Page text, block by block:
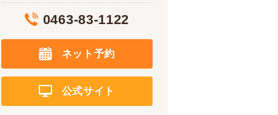
0463-83-1122
ネット予約
公式サイト